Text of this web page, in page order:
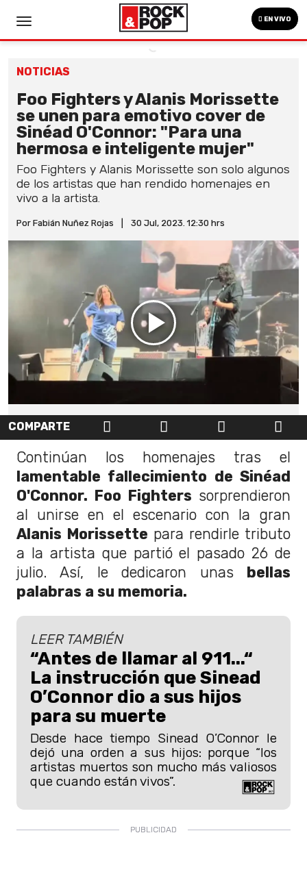
EN VIVO
NOTICIAS
Foo Fighters y Alanis Morissette
se unen para emotivo cover de
Sinéad O'Connor: "Para una
hermosa e inteligente mujer"
Foo Fighters y Alanis Morissette son solo algunos
de los artistas que han rendido homenajes en
vivo a la artista.
Por Fabián Nuñez Rojas 30 Jul, 2023. 12:30 hrs
COMPARTE
Continúan los homenajes tras el
lamentable fallecimiento de Sinéad
O'Connor. Foo Fighters sorprendieron
al unirse en el escenario con la gran
Alanis Morissette para rendirle tributo
a la artista que partió el pasado 26 de
julio. Así, le dedicaron unas bellas
palabras a su memoria.
LEER TAMBIÉN
“Antes de llamar al 911...“
La instrucción que Sinead
O’Connor dio a sus hijos
para su muerte
Desde hace tiempo Sinead O’Connor le
dejó una orden a sus hijos: porque “los
artistas muertos son mucho más valiosos
que cuando están vivos”.